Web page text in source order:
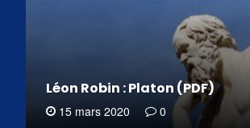
Léon Robin : Platon (PDF)
15 mars 2020 0